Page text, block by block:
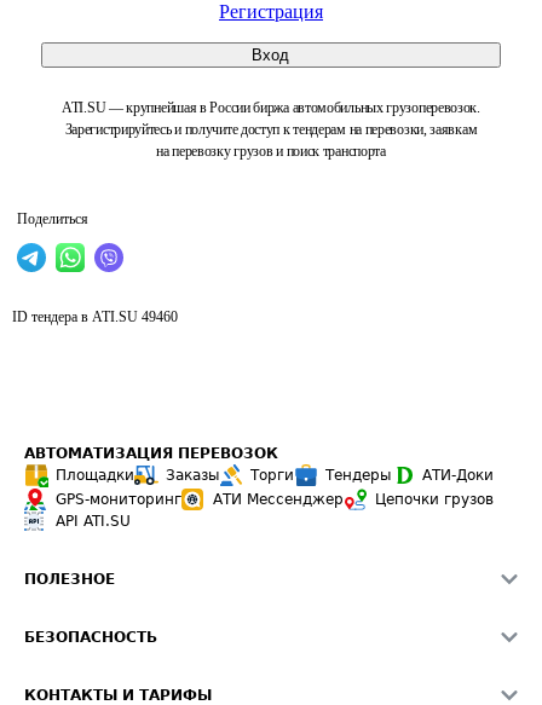
Регистрация
Вход
ATI.SU — крупнейшая в России биржа автомобильных грузоперевозок.
Зарегистрируйтесь и получите доступ к тендерам на перевозки, заявкам
на перевозку грузов и поиск транспорта
Поделиться
ID тендера в ATI.SU 49460
АВТОМАТИЗАЦИЯ ПЕРЕВОЗОК
Площадки
Заказы Торги Тендеры
АТИ-Доки
GPS-мониторинг
АТИ Мессенджер
Цепочки грузов
API ATI.SU
ПОЛЕЗНОЕ
Звезды ATI.SU на вашем сайте
БЕЗОПАСНОСТЬ
КОНТАКТЫ И ТАРИФЫ